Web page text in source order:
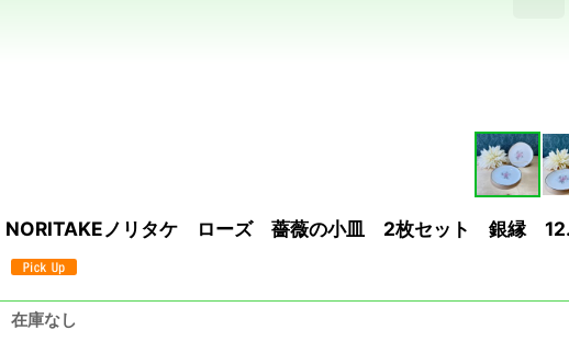
NORITAKEノリタケ ローズ 薔薇の小皿 2枚セット 銀縁
在庫なし